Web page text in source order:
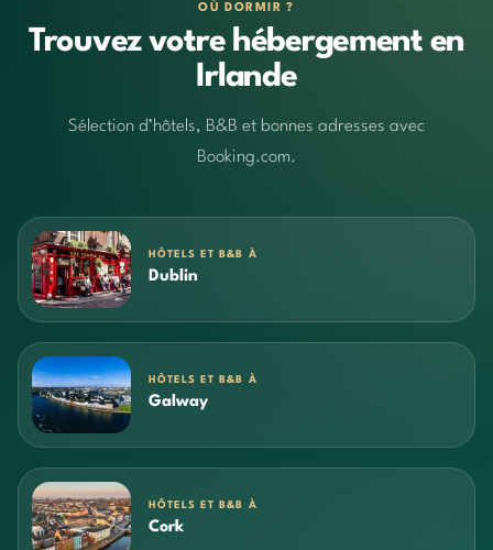
OÙ DORMIR ?
Trouvez votre hébergement en
Irlande
Sélection d’hôtels, B&B et bonnes adresses avec
Booking.com.
HÔTELS ET B&B À
Dublin
HÔTELS ET B&B À
Galway
HÔTELS ET B&B À
Cork